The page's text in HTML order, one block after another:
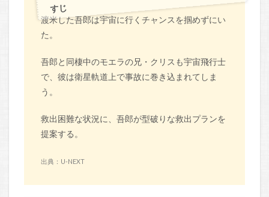
すじ
渡米した吾郎は宇宙に行くチャンスを掴めずにい
た。
吾郎と同棲中のモエラの兄・クリスも宇宙飛行士
で、彼は衛星軌道上で事故に巻き込まれてしま
う。
救出困難な状況に、吾郎が型破りな救出プランを
提案する。
出典：U-NEXT